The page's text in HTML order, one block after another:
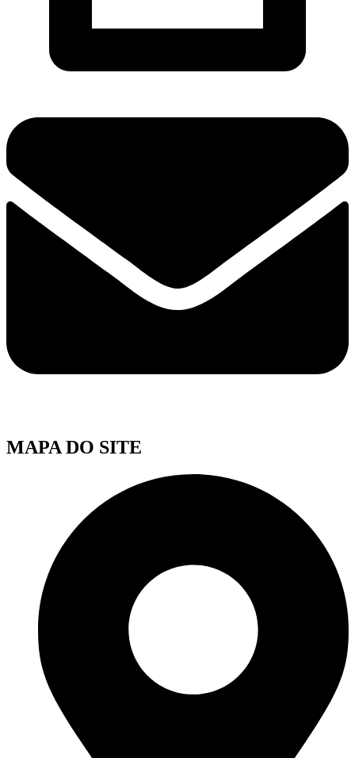
MAPA DO SITE